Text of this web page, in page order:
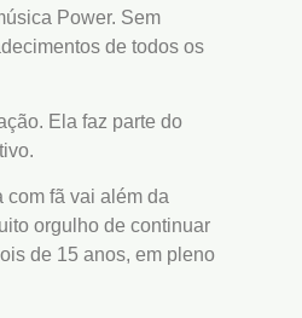
Power. Sem
de todos os
Ela faz parte do
com fã vai além da
orgulho de continuar
de 15 anos, em pleno